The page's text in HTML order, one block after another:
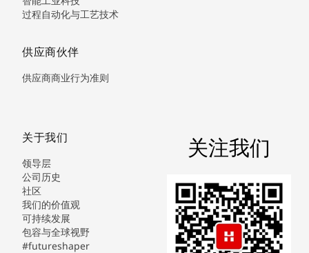
过程自动化与工艺技术
供应商伙伴
供应商商业行为准则
关于我们
领导层
公司历史
社区
我们的价值观
可持续发展
包容与全球视野
#futureshaper
关注我们